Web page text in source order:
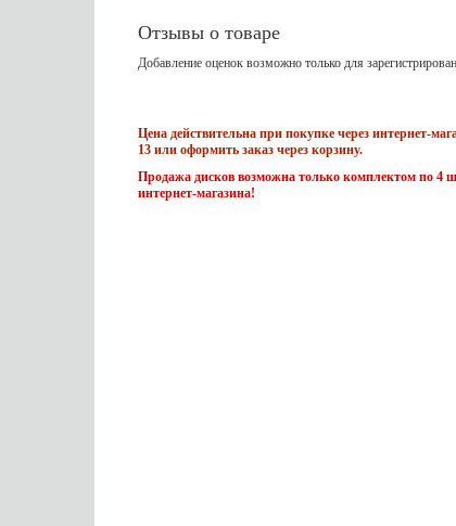
Отзывы о товаре
Добавление оценок возможно только для
Цена действительна при покупке через интернет-
13 или оформить заказ через корзину.
Продажа дисков возможна только комплектом по 4
интернет-магазина!